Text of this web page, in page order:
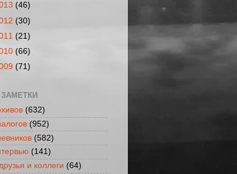
(46)
(30)
(21)
(66)
(71)
(632)
(952)
(582)
(141)
и коллеги (64)